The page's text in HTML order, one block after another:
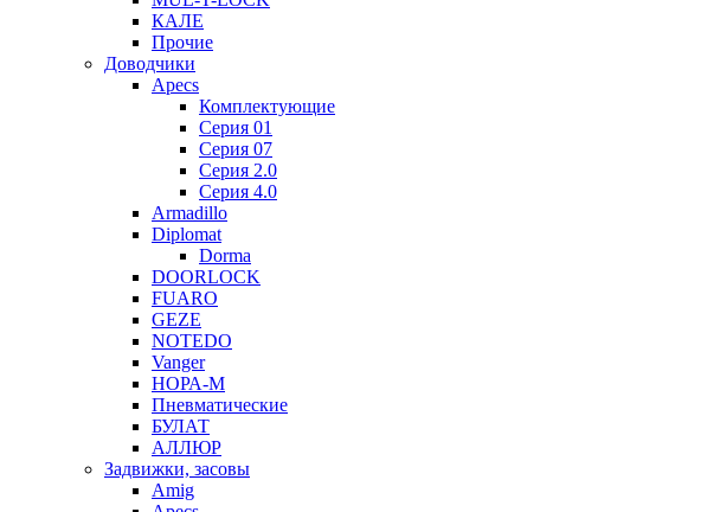
КАЛЕ
Прочие
Доводчики
Apecs
Комплектующие
Серия 01
Серия 07
Серия 2.0
Серия 4.0
Armadillo
Diplomat
Dorma
DOORLOCK
FUARO
GEZE
NOTEDO
Vanger
НОРА-М
Пневматические
БУЛАТ
АЛЛЮР
Задвижки, засовы
Amig